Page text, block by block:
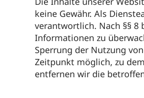
keine Gewähr. Als
verantwortlich. Nach §§
Informationen zu
Sperrung der Nutzung
Zeitpunkt möglich, zu
entfernen wir die